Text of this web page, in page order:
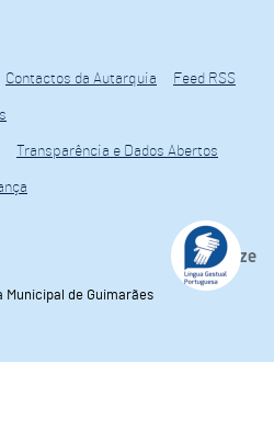
Contactos da Autarquia Feed RSS
Transparência e Dados Abertos
Municipal de Guimarães